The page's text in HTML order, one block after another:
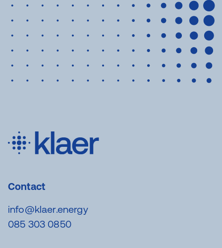
Contact
info@klaer.energy
085 303 0850